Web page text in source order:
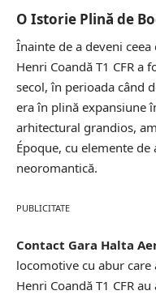
O Istorie Plină de
Înainte de a deveni
Henri Coandă T1 CFR a
secol, în perioada când
era în plină expansiune
arhitectural grandios,
Époque, cu elemente
neoromantică.
PUBLICITATE
Contact Gara Halta
locomotive cu abur
Henri Coandă T1 CFR